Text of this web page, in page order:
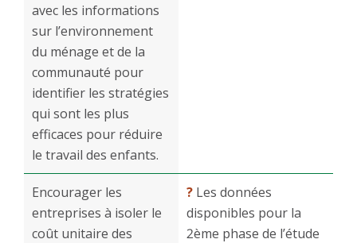
avec les informations
sur l’environnement
du ménage et de la
communauté pour
identifier les stratégies
qui sont les plus
efficaces pour réduire
le travail des enfants.
Encourager les
entreprises à isoler le
coût unitaire des
? Les données
disponibles pour la
2ème phase de l’étude